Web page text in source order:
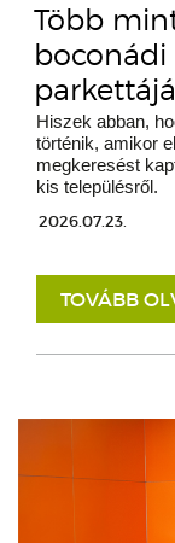
Több
boconádi
Hiszek abban,
történik, amikor
megkeresést
kis településről.
2026.07.23.
TOVÁBB